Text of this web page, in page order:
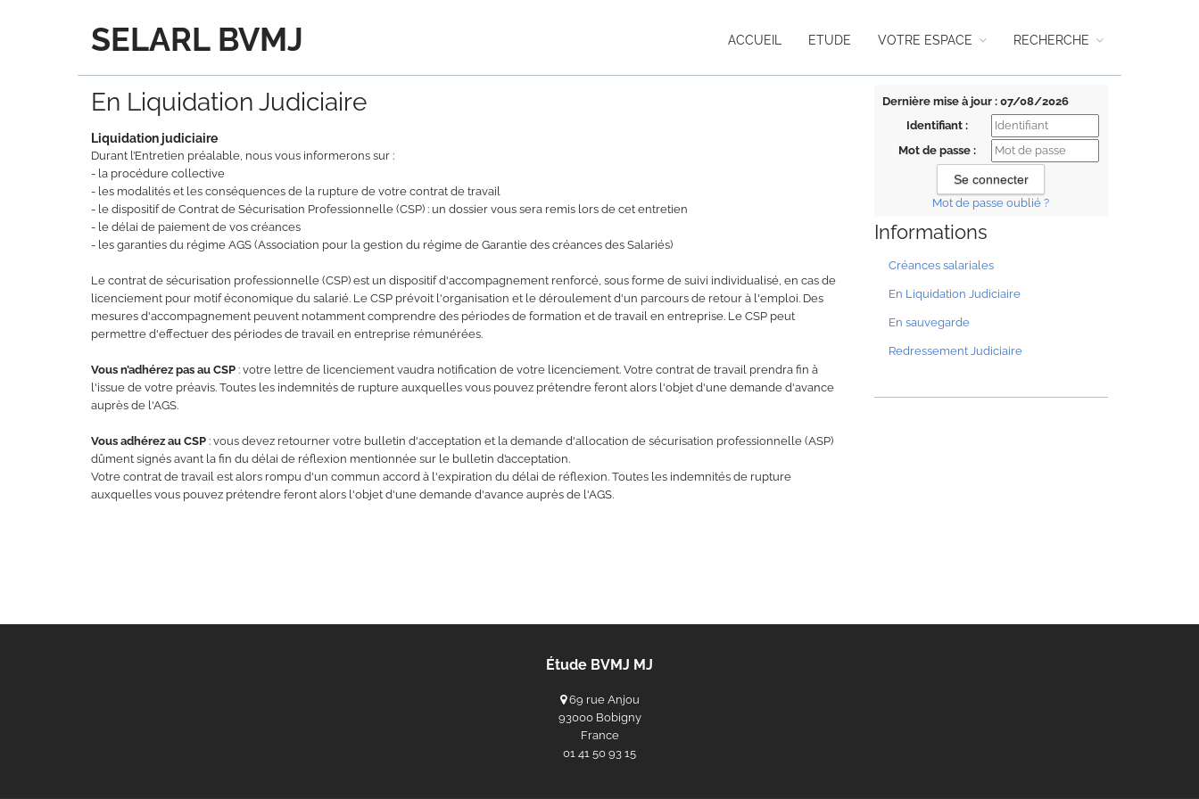
SELARL BVMJ ACCUEIL ETUDE VOTRE ESPACE RECHERCHE
Dernière mise à jour : 07/08/2026
Identifiant :
Mot de passe :
Mot de passe oublié ?
Informations
Créances salariales
En Liquidation Judiciaire
En sauvegarde
Redressement Judiciaire
En Liquidation Judiciaire
Liquidation judiciaire
Durant l’Entretien préalable, nous vous informerons sur :
- la procédure collective
- les modalités et les conséquences de la rupture de votre contrat de travail
- le dispositif de Contrat de Sécurisation Professionnelle (CSP) : un dossier vous sera remis lors de cet entretien
- le délai de paiement de vos créances
- les garanties du régime AGS (Association pour la gestion du régime de Garantie des créances des Salariés)
Le contrat de sécurisation professionnelle (CSP) est un dispositif d'accompagnement renforcé, sous forme de suivi individualisé, en cas de
licenciement pour motif économique du salarié. Le CSP prévoit l'organisation et le déroulement d'un parcours de retour à l'emploi. Des
mesures d'accompagnement peuvent notamment comprendre des périodes de formation et de travail en entreprise. Le CSP peut
permettre d'effectuer des périodes de travail en entreprise rémunérées.
Vous n’adhérez pas au CSP : votre lettre de licenciement vaudra notification de votre licenciement. Votre contrat de travail prendra fin à
l'issue de votre préavis. Toutes les indemnités de rupture auxquelles vous pouvez prétendre feront alors l'objet d'une demande d'avance
auprès de l'AGS.
Vous adhérez au CSP : vous devez retourner votre bulletin d'acceptation et la demande d'allocation de sécurisation professionnelle (ASP)
dûment signés avant la fin du délai de réflexion mentionnée sur le bulletin d’acceptation.
Votre contrat de travail est alors rompu d'un commun accord à l'expiration du délai de réflexion. Toutes les indemnités de rupture
auxquelles vous pouvez prétendre feront alors l'objet d'une demande d'avance auprès de l'AGS.
Étude BVMJ MJ
69 rue Anjou
93000 Bobigny
France
‭01 41 50 93 15‬